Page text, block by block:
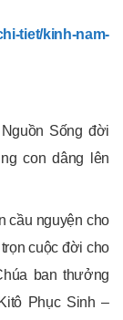
tiet/kinh-nam-
Sống đời
con dâng lên
cầu nguyện cho
cuộc đời cho
ban thưởng
Phục Sinh –